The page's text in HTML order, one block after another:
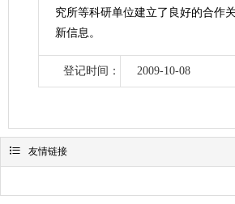
究所等科研单位建立了良好的合作
新信息。
登记时间： 2009-10-08
 友情链接